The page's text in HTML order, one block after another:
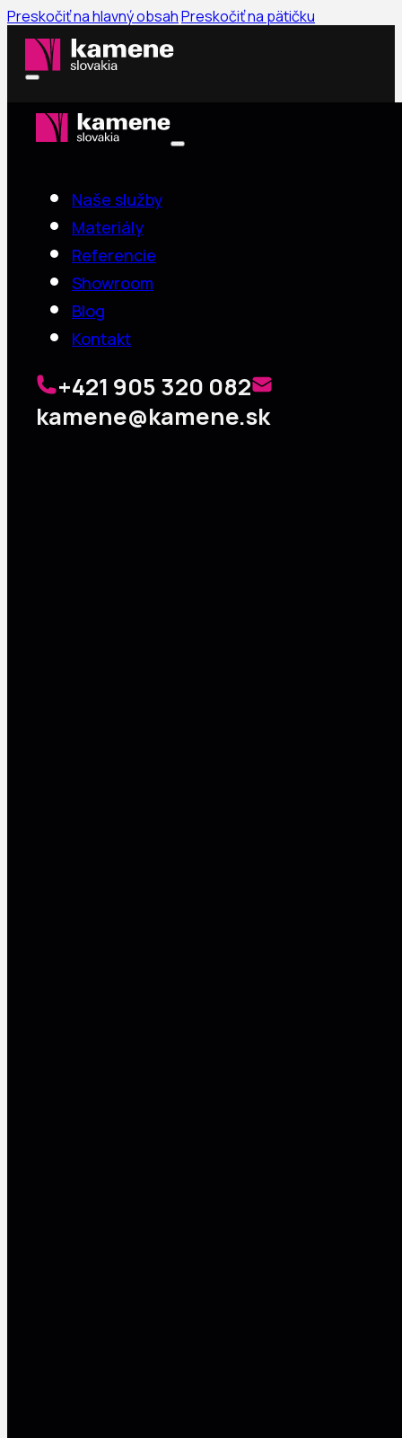
Preskočiť na hlavný obsahPreskočiť na pätičku
Naše služby
Materiály
Referencie
Showroom
Blog
Kontakt
+421 905 320 082
kamene@kamene.sk